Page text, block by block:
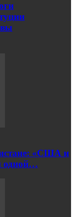
«США и
одной…